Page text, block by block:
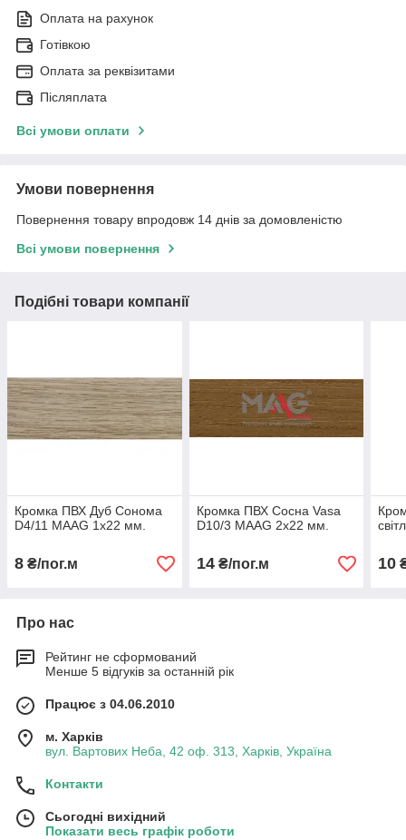
Оплата на рахунок
Готівкою
Оплата за реквізитами
Післяплата
Всі умови оплати
Умови повернення
Повернення товару впродовж 14 днів за домовленістю
Всі умови повернення
Подібні товари компанії
Кромка ПВХ Дуб Сонома
D4/11 MAAG 1х22 мм.
8 ₴/пог.м
Кромка ПВХ Сосна Vasa
D10/3 MAAG 2х22 мм.
14₴/пог.м 10
Про нас
Рейтинг не сформований
Менше 5 відгуків за останній рік
Працює з 04.06.2010
м. Харків
вул. Вартових Неба, 42 оф. 313, Харків, Україна
Контакти
Сьогодні вихідний
Показати весь графік роботи